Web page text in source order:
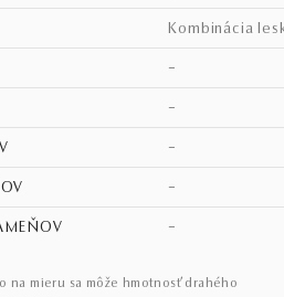
kombinácia
–
–
–
–
–
na mieru sa môže hmotnosť drahého